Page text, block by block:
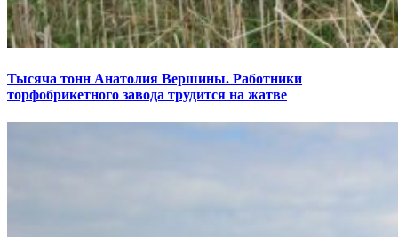
Тысяча тонн Анатолия Вершины. Работники
торфобрикетного завода трудится на жатве